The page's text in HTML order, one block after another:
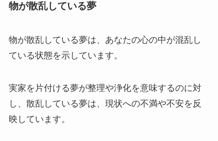
物が散乱している夢
物が散乱している夢は、あなたの心の中が混乱し
ている状態を示しています。
実家を片付ける夢が整理や浄化を意味するのに対
し、散乱している夢は、現状への不満や不安を反
映しています。